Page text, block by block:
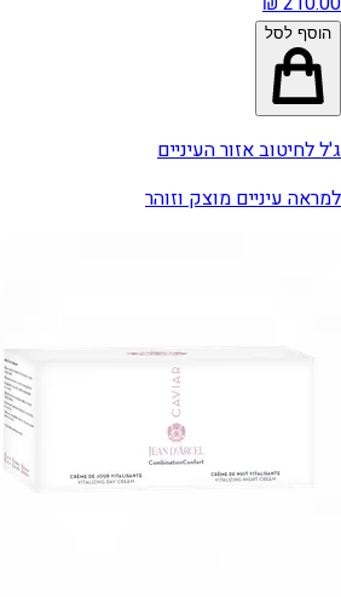
הוסף לסל
ג'ל לחיטוב אזור העיניים
למראה עיניים מוצק וזוהר